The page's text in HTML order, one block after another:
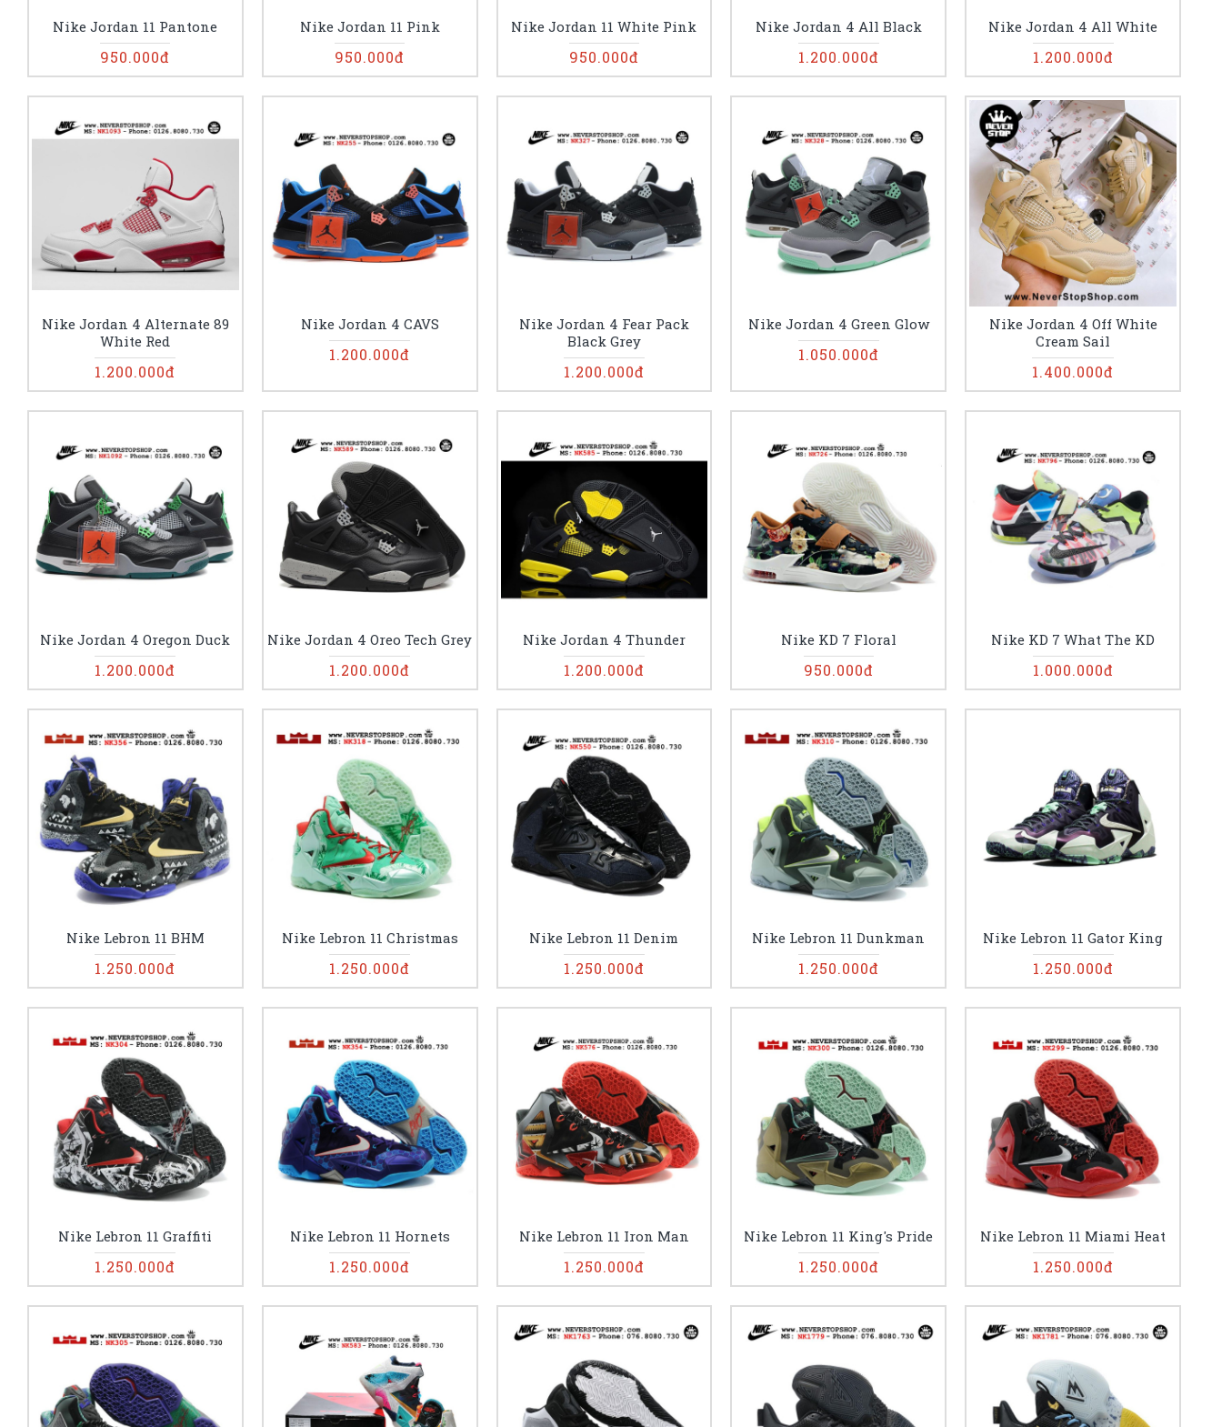
Nike Jordan 11 Pantone
950.000đ
Nike Jordan 11 Pink
950.000đ
Nike Jordan 11 White Pink
950.000đ
Nike Jordan 4 All Black
1.200.000đ
Nike Jordan 4 All White
1.200.000đ
Nike Jordan 4 Alternate 89
White Red
1.200.000đ
Nike Jordan 4 CAVS
1.200.000đ
Nike Jordan 4 Fear Pack
Black Grey
1.200.000đ
Nike Jordan 4 Green Glow
1.050.000đ
Nike Jordan 4 Off White
Cream Sail
1.400.000đ
Nike Jordan 4 Oregon Duck
1.200.000đ
Nike Jordan 4 Oreo Tech Grey
1.200.000đ
Nike Jordan 4 Thunder
1.200.000đ
Nike KD 7 Floral
950.000đ
Nike KD 7 What The KD
1.000.000đ
Nike Lebron 11 BHM
1.250.000đ
Nike Lebron 11 Christmas
1.250.000đ
Nike Lebron 11 Denim
1.250.000đ
Nike Lebron 11 Dunkman
1.250.000đ
Nike Lebron 11 Gator King
1.250.000đ
Nike Lebron 11 Graffiti
1.250.000đ
Nike Lebron 11 Hornets
1.250.000đ
Nike Lebron 11 Iron Man
1.250.000đ
Nike Lebron 11 King's Pride
1.250.000đ
Nike Lebron 11 Miami Heat
1.250.000đ